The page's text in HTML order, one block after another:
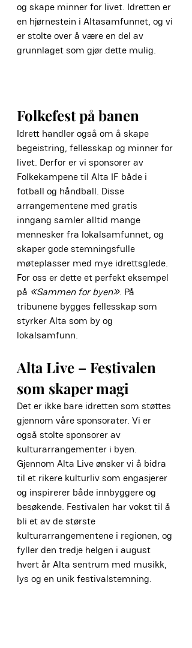
og skape minner for livet. Idretten er
en hjørnestein i Altasamfunnet, og vi
er stolte over å være en del av
grunnlaget som gjør dette mulig.
Folkefest på banen
Idrett handler også om å skape
begeistring, fellesskap og minner for
livet. Derfor er vi sponsorer av
Folkekampene til Alta IF både i
fotball og håndball. Disse
arrangementene med gratis
inngang samler alltid mange
mennesker fra lokalsamfunnet, og
skaper gode stemningsfulle
møteplasser med mye idrettsglede.
For oss er dette et perfekt eksempel
på «Sammen for byen». På
tribunene bygges fellesskap som
styrker Alta som by og
lokalsamfunn.
Alta Live – Festivalen
som skaper magi
Det er ikke bare idretten som støttes
gjennom våre sponsorater. Vi er
også stolte sponsorer av
kulturarrangementer i byen.
Gjennom Alta Live ønsker vi å bidra
til et rikere kulturliv som engasjerer
og inspirerer både innbyggere og
besøkende. Festivalen har vokst til å
bli et av de største
kulturarrangementene i regionen, og
fyller den tredje helgen i august
hvert år Alta sentrum med musikk,
lys og en unik festivalstemning.